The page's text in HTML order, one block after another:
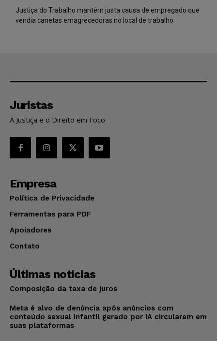
Justiça do Trabalho mantém justa causa de empregado que
vendia canetas emagrecedoras no local de trabalho
Juristas
A Justiça e o Direito em Foco
Empresa
Política de Privacidade
Ferramentas para PDF
Apoiadores
Contato
Últimas notícias
Composição da taxa de juros
Meta é alvo de denúncia após anúncios com
conteúdo sexual infantil gerado por IA circularem em
suas plataformas